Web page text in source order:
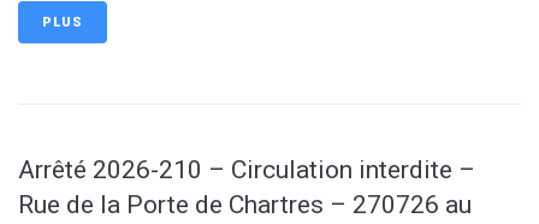
PLUS
Arrêté 2026-210 – Circulation interdite –
Rue de la Porte de Chartres – 270726 au